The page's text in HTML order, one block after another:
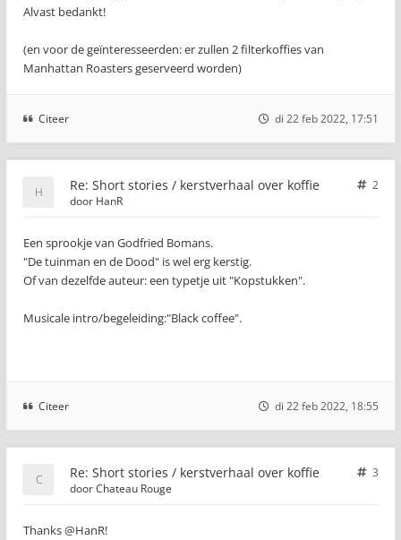
Alvast bedankt!
(en voor de geïnteresseerden: er zullen 2 filterkoffies van
Manhattan Roasters geserveerd worden)
Citeer di 22 feb 2022, 17:51
Re: Short stories / kerstverhaal over koffie
2
door HanR
Een sprookje van Godfried Bomans.
"De tuinman en de Dood" is wel erg kerstig.
Of van dezelfde auteur: een typetje uit "Kopstukken".
Musicale intro/begeleiding:"Black coffee".
Citeer di 22 feb 2022, 18:55
Re: Short stories / kerstverhaal over koffie
3
doorChateau Rouge
Thanks @HanR!